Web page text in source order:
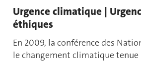
Urgence climatique |
éthiques
En 2009, la conférence des
le changement climatique tenue